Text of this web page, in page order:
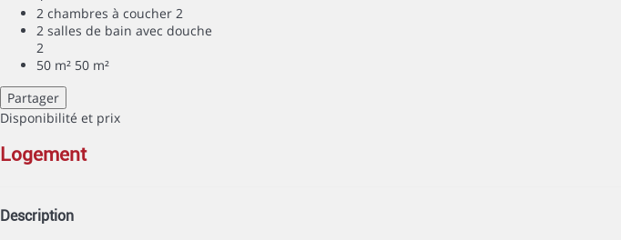
2 chambres à coucher 2
2 salles de bain avec douche
2
50 m² 50 m²
Partager
Disponibilité et prix
logement
Description